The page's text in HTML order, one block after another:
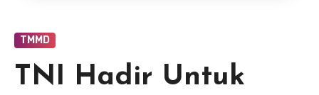
TMMD
TNI Hadir Untuk